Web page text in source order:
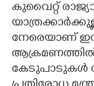
കുവൈറ്റ്
നേരെയാണ്
ആക്രമണത്തില്‍
കേടുപാടുകള്‍